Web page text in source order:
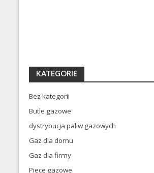
KATEGORIE
Bez kategorii
Butle gazowe
dystrybucja paliw gazowych
Gaz dla domu
Gaz dla firmy
Piece gazowe